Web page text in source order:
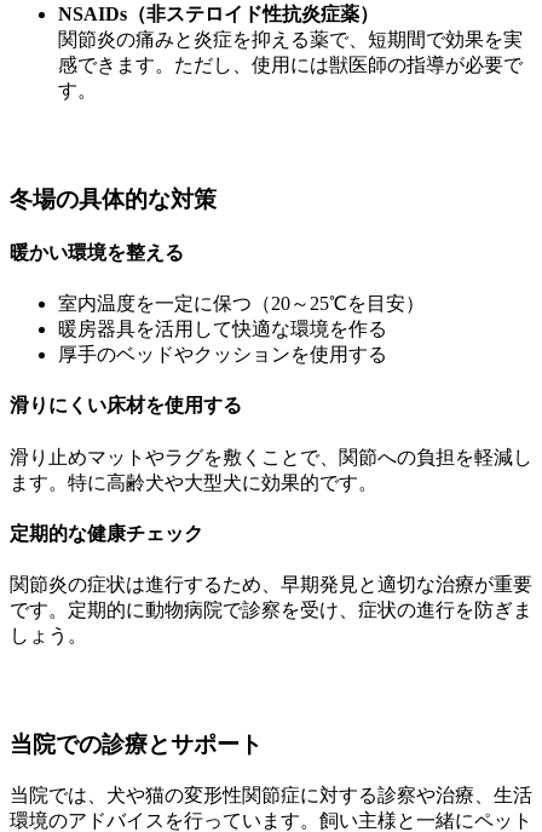
NSAIDs（非ステロイド性抗炎症薬）
関節炎の痛みと炎症を抑える薬で、短期間で効果を実
感できます。ただし、使用には獣医師の指導が必要で
す。
冬場の具体的な対策
暖かい環境を整える
室内温度を一定に保つ（20～25℃を目安）
暖房器具を活用して快適な環境を作る
厚手のベッドやクッションを使用する
滑りにくい床材を使用する
滑り止めマットやラグを敷くことで、関節への負担を軽減し
ます。特に高齢犬や大型犬に効果的です。
定期的な健康チェック
関節炎の症状は進行するため、早期発見と適切な治療が重要
です。定期的に動物病院で診察を受け、症状の進行を防ぎま
しょう。
当院での診療とサポート
当院では、犬や猫の変形性関節症に対する診察や治療、生活
環境のアドバイスを行っています。飼い主様と一緒にペット